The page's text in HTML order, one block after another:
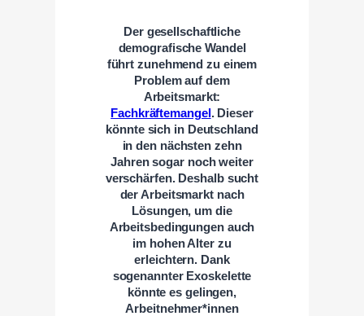
Der gesellschaftliche
demografische Wandel
führt zunehmend zu einem
Problem auf dem
Arbeitsmarkt:
Fachkräftemangel . Dieser
könnte sich in Deutschland
in den nächsten zehn
Jahren sogar noch weiter
verschärfen. Deshalb sucht
der Arbeitsmarkt nach
Lösungen, um die
Arbeitsbedingungen auch
im hohen Alter zu
erleichtern. Dank
sogenannter Exoskelette
könnte es gelingen,
Arbeitnehmer*innen